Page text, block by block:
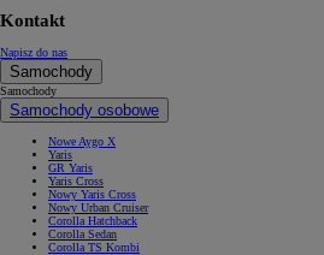
Kontakt
Napisz do nas
Samochody
Samochody
Samochody osobowe
Nowe Aygo X
Yaris
GR Yaris
Yaris Cross
Nowy Yaris Cross
Nowy Urban Cruiser
Corolla Hatchback
Corolla Sedan
Corolla TS Kombi